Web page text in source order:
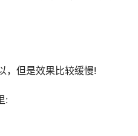
，但是效果比较缓慢!
: